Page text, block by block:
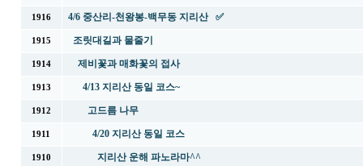
1916 4/6 중산리-천왕봉-백무동 지리산 ✅
1915 조릿대길과 물줄기
1914 제비꽃과 매화꽃의 접사
1913 4/13 지리산 동일 코스~
1912 고드름 나무
1911 4/20 지리산 동일 코스
1910 지리산 운해 파노라마^^